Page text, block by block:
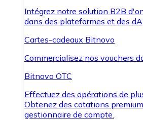
Intégrez notre solution B2B
dans des plateformes et des
Cartes-cadeaux Bitnovo
Commercialisez nos vouchers
Bitnovo OTC
Effectuez des opérations de
Obtenez des cotations
gestionnaire de compte.